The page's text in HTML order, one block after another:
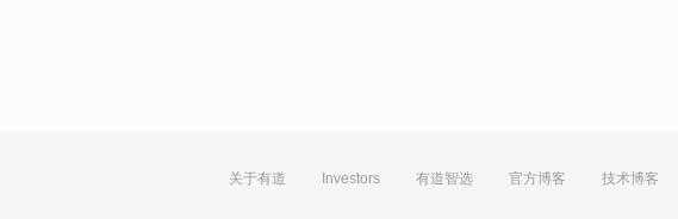
关于有道 Investors 有道智选 官方博客 技术博客